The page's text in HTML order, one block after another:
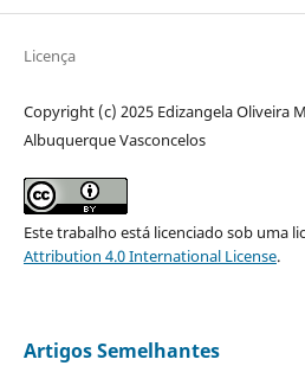
Licença
Copyright (c) 2025 Edizangela Oliveira
Albuquerque Vasconcelos
Este trabalho está licenciado sob uma
Attribution 4.0 International License.
Artigos Semelhantes